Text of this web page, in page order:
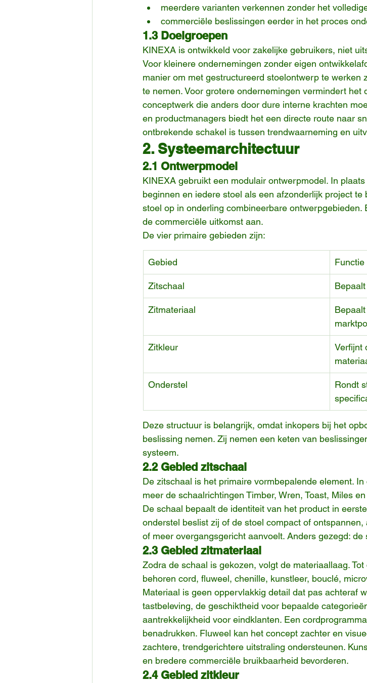
meerdere varianten verkennen zonder het
commerciële beslissingen eerder in het proces
1.3 Doelgroepen
KINEXA is ontwikkeld voor zakelijke gebruikers, niet
Voor kleinere ondernemingen zonder eigen
manier om met gestructureerd stoelontwerp te werken
te nemen. Voor grotere ondernemingen vermindert het
conceptwerk die anders door dure interne krachten
en productmanagers biedt het een directe route naar
ontbrekende schakel is tussen trendwaarneming en
2. Systeemarchitectuur
2.1 Ontwerpmodel
KINEXA gebruikt een modulair ontwerpmodel. In
beginnen en iedere stoel als een afzonderlijk project
stoel op in onderling combineerbare
de commerciële uitkomst aan.
De vier primaire gebieden zijn:
Gebied Functie
Zitschaal
Zitmateriaal
Zitkleur
Verfijnt
Onderstel
Rondt
Deze structuur is belangrijk, omdat inkopers bij het
beslissing nemen. Zij nemen een keten van
systeem.
2.2 Gebied zitschaal
De zitschaal is het primaire vormbepalende element.
meer de schaalrichtingen Timber, Wren, Toast, Miles
De schaal bepaalt de identiteit van het product in
onderstel beslist zij of de stoel compact of
of meer overgangsgericht aanvoelt. Anders gezegd:
2.3 Gebied zitmateriaal
Zodra de schaal is gekozen, volgt de materiaallaag.
behoren cord, fluweel, chenille, kunstleer, bouclé,
Materiaal is geen oppervlakkig detail dat pas achteraf
tastbeleving, de geschiktheid voor bepaalde
aantrekkelijkheid voor eindklanten. Een
benadrukken. Fluweel kan het concept zachter en
zachtere, trendgerichtere uitstraling ondersteunen.
en bredere commerciële bruikbaarheid bevorderen.
2.4 Gebied zitkleur